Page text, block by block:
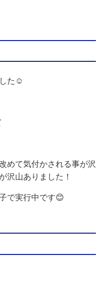
た☺️
めて気付かされる事が沢
沢山ありました！
で実行中です😊